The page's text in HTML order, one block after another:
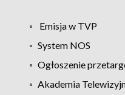
Emisja w TVP
System NOS
Ogłoszenie
Akademia